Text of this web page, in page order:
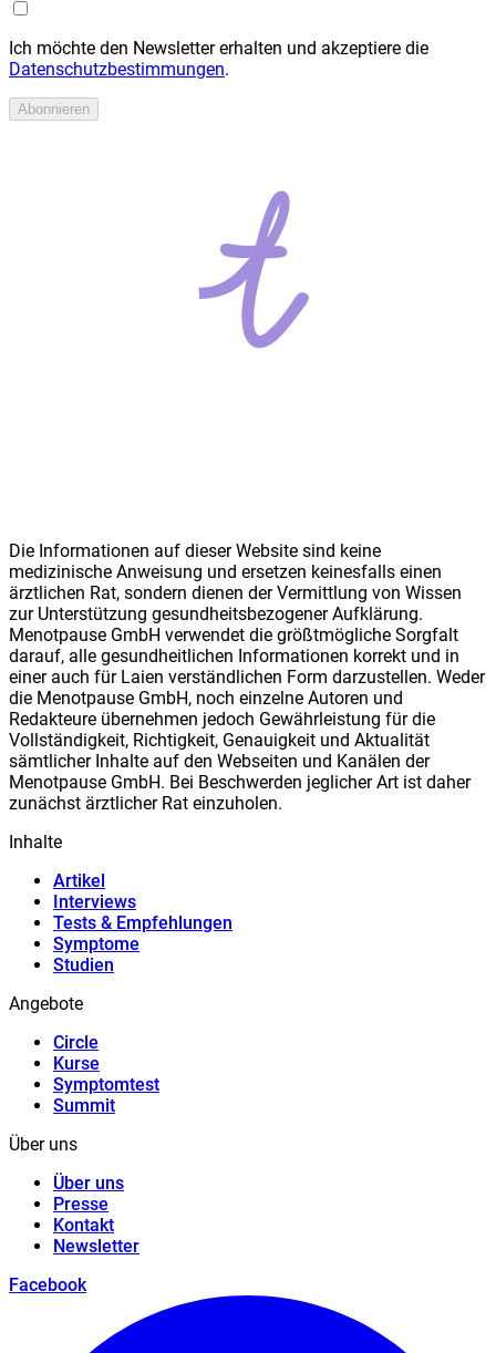
Ich möchte den Newsletter erhalten und akzeptiere die
Datenschutzbestimmungen.
Abonnieren
Die Informationen auf dieser Website sind keine
medizinische Anweisung und ersetzen keinesfalls einen
ärztlichen Rat, sondern dienen der Vermittlung von Wissen
zur Unterstützung gesundheitsbezogener Aufklärung.
Menotpause GmbH verwendet die größtmögliche Sorgfalt
darauf, alle gesundheitlichen Informationen korrekt und in
einer auch für Laien verständlichen Form darzustellen. Weder
die Menotpause GmbH, noch einzelne Autoren und
Redakteure übernehmen jedoch Gewährleistung für die
Vollständigkeit, Richtigkeit, Genauigkeit und Aktualität
sämtlicher Inhalte auf den Webseiten und Kanälen der
Menotpause GmbH. Bei Beschwerden jeglicher Art ist daher
zunächst ärztlicher Rat einzuholen.
Inhalte
Artikel
Interviews
Tests & Empfehlungen
Symptome
Studien
Angebote
Circle
Kurse
Symptomtest
Summit
Über uns
Über uns
Presse
Kontakt
Newsletter
Facebook